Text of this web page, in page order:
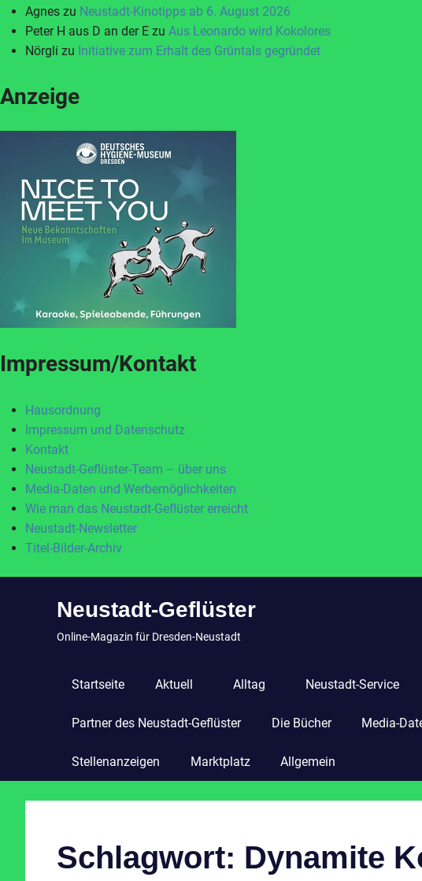
Agnes zu Neustadt-Kinotipps ab 6. August 2026
Peter H aus D an der E zu Aus Leonardo wird Kokolores
Nörgli zu Initiative zum Erhalt des Grüntals gegründet
Anzeige
Impressum/Kontakt
Hausordnung
Impressum und Datenschutz
Kontakt
Neustadt-Geflüster-Team – über uns
Media-Daten und Werbemöglichkeiten
Wie man das Neustadt-Geflüster erreicht
Neustadt-Newsletter
Titel-Bilder-Archiv
Neustadt-Geflüster
Online-Magazin für Dresden-Neustadt
Startseite Aktuell Alltag Neustadt-Service
Partner des Neustadt-Geflüster Die Bücher Media-
Stellenanzeigen Marktplatz Allgemein
Schlagwort: Dynamite